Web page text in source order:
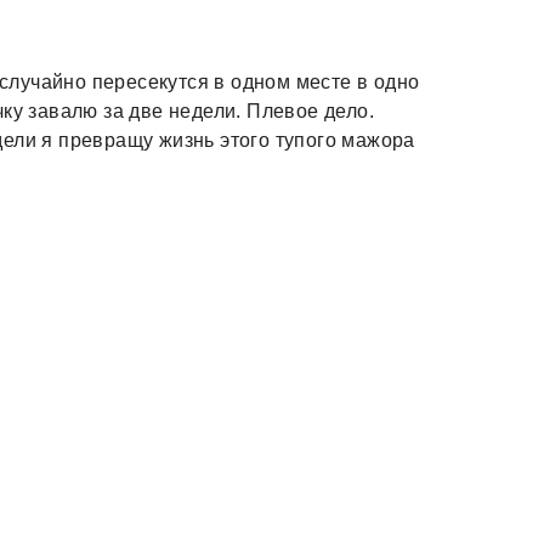
пересекутся в одном месте в одно
завалю за две недели. Плевое дело.
я превращу жизнь этого тупого мажора